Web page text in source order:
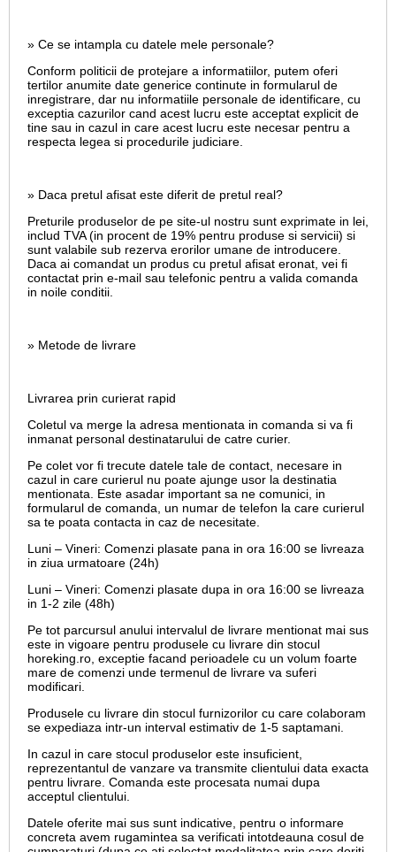
» Ce se intampla cu datele mele personale?
Conform politicii de protejare a informatiilor, putem oferi
tertilor anumite date generice continute in formularul de
inregistrare, dar nu informatiile personale de identificare, cu
exceptia cazurilor cand acest lucru este acceptat explicit de
tine sau in cazul in care acest lucru este necesar pentru a
respecta legea si procedurile judiciare.
» Daca pretul afisat este diferit de pretul real?
Preturile produselor de pe site-ul nostru sunt exprimate in lei,
includ TVA (in procent de 19% pentru produse si servicii) si
sunt valabile sub rezerva erorilor umane de introducere.
Daca ai comandat un produs cu pretul afisat eronat, vei fi
contactat prin e-mail sau telefonic pentru a valida comanda
in noile conditii.
» Metode de livrare
Livrarea prin curierat rapid
Coletul va merge la adresa mentionata in comanda si va fi
inmanat personal destinatarului de catre curier.
Pe colet vor fi trecute datele tale de contact, necesare in
cazul in care curierul nu poate ajunge usor la destinatia
mentionata. Este asadar important sa ne comunici, in
formularul de comanda, un numar de telefon la care curierul
sa te poata contacta in caz de necesitate.
Luni – Vineri: Comenzi plasate pana in ora 16:00 se livreaza
in ziua urmatoare (24h)
Luni – Vineri: Comenzi plasate dupa in ora 16:00 se livreaza
in 1-2 zile (48h)
Pe tot parcursul anului intervalul de livrare mentionat mai sus
este in vigoare pentru produsele cu livrare din stocul
horeking.ro, exceptie facand perioadele cu un volum foarte
mare de comenzi unde termenul de livrare va suferi
modificari.
Produsele cu livrare din stocul furnizorilor cu care colaboram
se expediaza intr-un interval estimativ de 1-5 saptamani.
In cazul in care stocul produselor este insuficient,
reprezentantul de vanzare va transmite clientului data exacta
pentru livrare. Comanda este procesata numai dupa
acceptul clientului.
Datele oferite mai sus sunt indicative, pentru o informare
concreta avem rugamintea sa verificati intotdeauna cosul de